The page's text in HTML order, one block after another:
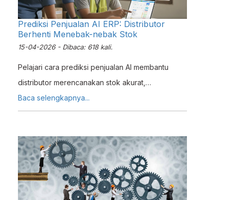
Prediksi Penjualan AI ERP: Distributor
Berhenti Menebak-nebak Stok
15-04-2026 - Dibaca: 618 kali.
Pelajari cara prediksi penjualan AI membantu
distributor merencanakan stok akurat,
menghindari overstock, dan meningkatkan
efisiensi dengan analisis data otomatis.
Baca selengkapnya...